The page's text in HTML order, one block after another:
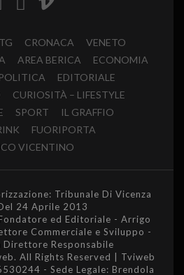
CRONACA
VENETO
AREA BERICA
ECONOMIA
POLITICA
EDITORIALE
CURIOSITÀ – LIFESTYLE
SPORT
IL GRAFFIO
FUORIPORTA
VICENTINO
Tribunale Di Vicenza
24 Aprile 2013
ed Editoriale - Arrigo
Commerciale e Sviluppo -
Direttore Responsabile
All Rights Reserved | Tviweb
- Sede Legale: Brendola